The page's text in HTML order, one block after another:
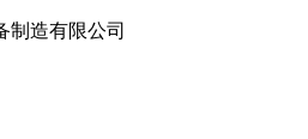
制造有限公司